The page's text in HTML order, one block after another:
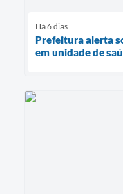
Há 6 dias
Prefeitura alerta
em unidade de